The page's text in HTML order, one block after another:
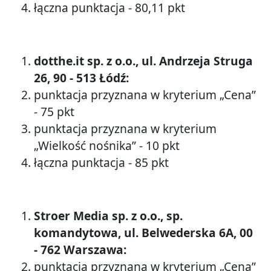
łączna punktacja - 80,11 pkt
dotthe.it sp. z o.o., ul. Andrzeja Struga
26, 90 - 513 Łódź:
punktacja przyznana w kryterium „Cena”
- 75 pkt
punktacja przyznana w kryterium
„Wielkość nośnika” - 10 pkt
łączna punktacja - 85 pkt
Stroer Media sp. z o.o., sp.
komandytowa, ul. Belwederska 6A, 00
- 762 Warszawa:
punktacja przyznana w kryterium „Cena”